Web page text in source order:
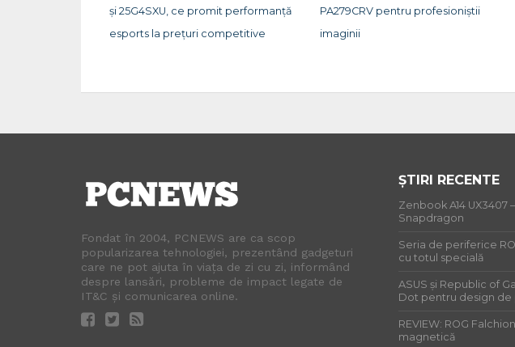
și 25G4SXU, ce promit performanță
esports la prețuri competitive
PA279CRV pentru profesioniștii
imaginii
Fondat în 2004, PCNEWS are ca scop
popularizarea tehnologiei, prezentând gadgeturi
care ne pot ajuta în viața de zi cu zi, informând
despre lansări, probleme de impact legate de
IT&C și comunicarea online.
ȘTIRI RECENTE
Zenbook A14
Snapdragon
Seria de periferice
cu totul specială
ASUS și Republic of
Dot pentru design de
REVIEW: ROG
magnetică